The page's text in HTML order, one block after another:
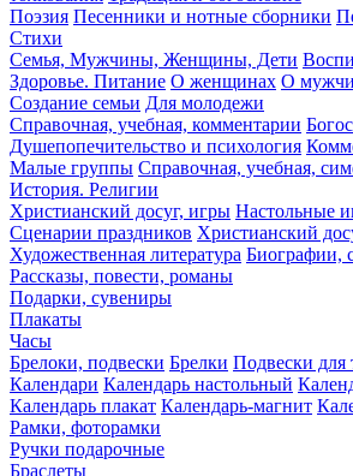
Поэзия Песенники и нотные сборники
Стихи
Семья, Мужчины, Женщины, Дети
Здоровье. Питание О женщинах О
Создание семьи Для молодежи
Справочная, учебная, комментарии
Душепопечительство и психология
Малые группы Справочная, учебная,
История. Религии
Христианский досуг, игры Настольные
Сценарии праздников Христианский
Художественная литература Биографии,
Рассказы, повести, романы
Подарки, сувениры
Плакаты
Часы
Брелоки, подвески Брелки Подвески для
Календари Календарь настольный
Календарь плакат Календарь-магнит
Рамки, фоторамки
Ручки подарочные
Браслеты